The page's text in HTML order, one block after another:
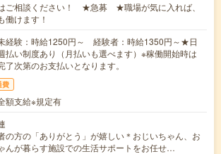
ご相談ください！ ★急募 ★職場が気に入れば、
働けます！
経験：時給1250円～ 経験者：時給1350円～★日
払い制度あり（月払いも選べます）※稼働開始時は
了次第のお支払いとなります。
費
額支給※規定有
の方の「ありがとう」が嬉しい＊おじいちゃん、お
んが暮らす施設での生活サポートをお任せ…